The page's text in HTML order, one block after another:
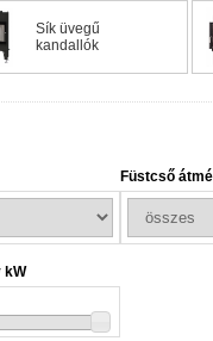
ezekhez:
díszítő
de
Sík üvegű
kandallók
Füstcső
kW